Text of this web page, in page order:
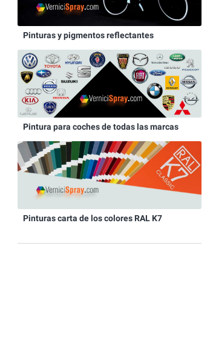
Pinturas y pigmentos reflectantes
Pintura para coches de todas las marcas
Pinturas carta de los colores RAL K7